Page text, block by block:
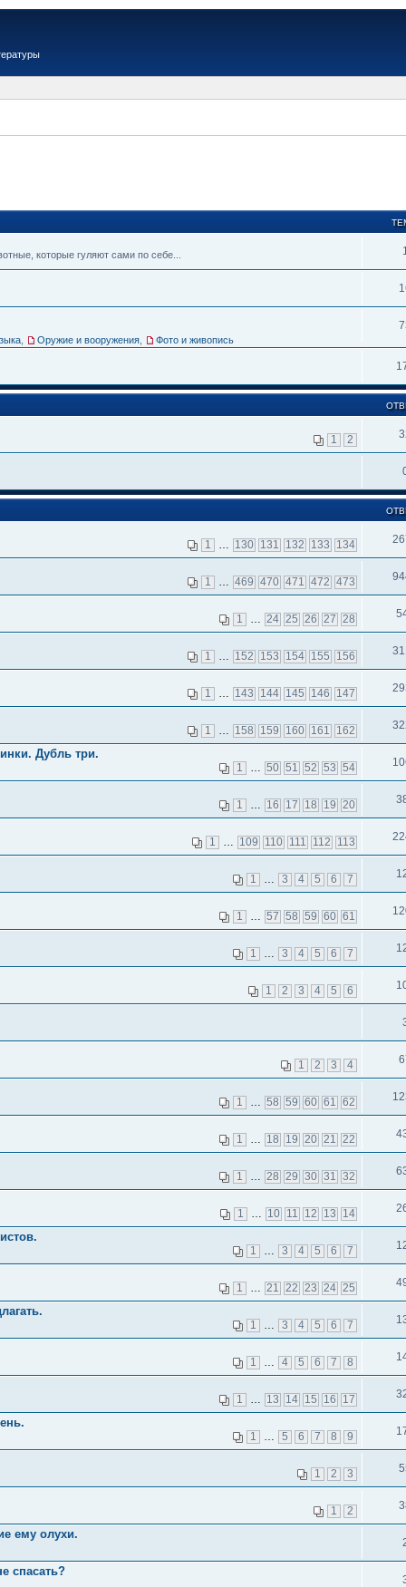
которые гуляют сами по себе... 1
Оружие и вооружения Фото и живопись
1 2
1 130 131 132 133 134
1 469 470 471 472 473
1 24 25 26 27 28
1 152 153 154 155 156
1 143 144 145 146 147
1 158 159 160 161 162
Дубль три.
1 50 51 52 53 54
1 16 17 18 19 20
1 109 110 111 112 113
1 3 4 5 6 7
1 57 58 59 60 61
1 3 4 5 6 7
1 2 3 4 5 6
1 2 3 4
1 58 59 60 61 62
1 18 19 20 21 22
1 28 29 30 31 32
1 10 11 12 13 14
1 3 4 5 6 7
1 21 22 23 24 25
1 3 4 5 6 7
1 4 5 6 7 8
1 13 14 15 16 17
1 5 6 7 8 9
1 2 3
1 2
ему олухи.
спасать?